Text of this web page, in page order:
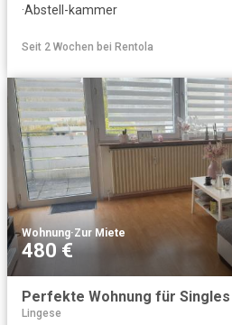
·Abstell-kammer
Seit 2 Wochen bei Rentola
Wohnung·Zur Miete
480 €
Lingese